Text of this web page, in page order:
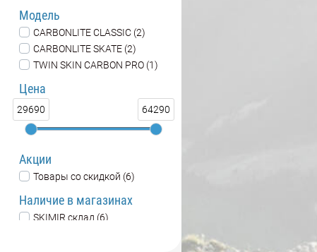
Модель
CARBONLITE CLASSIC (2)
CARBONLITE SKATE (2)
TWIN SKIN CARBON PRO (1)
Цена
29690 64290
Акции
Товары со скидкой (6)
Наличие в магазинах
SKIMIR склад (6)